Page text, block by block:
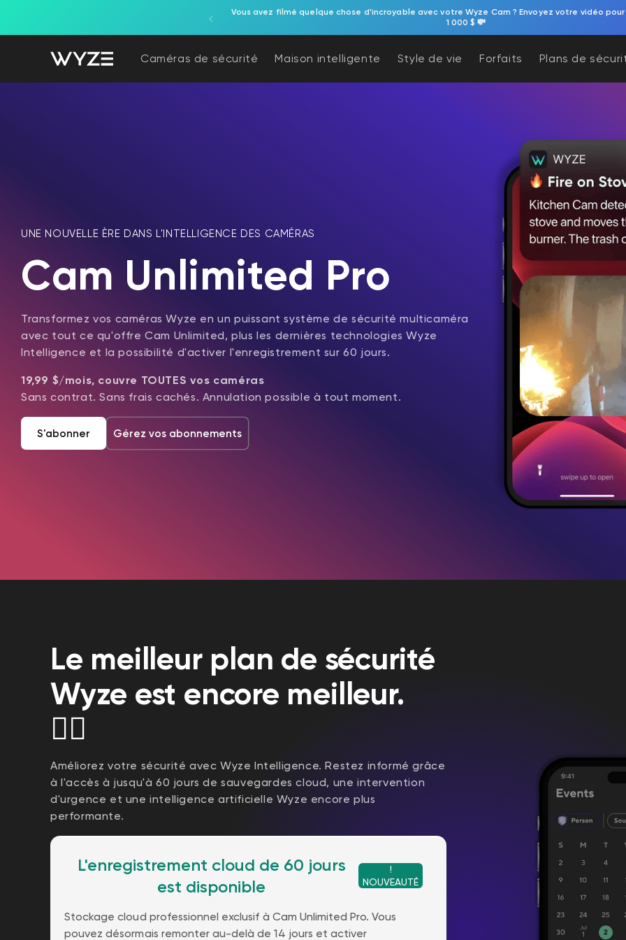
Vous avez filmé quelque chose d'incroyable avec votre Wyze Cam ? Envoyez votre vidéo
1 000 $ 💸
Caméras de sécurité Maison intelligente Style de vie Forfaits Plans de
UNE NOUVELLE ÈRE DANS L'INTELLIGENCE DES CAMÉRAS
Cam Unlimited Pro
Transformez vos caméras Wyze en un puissant système de sécurité multicaméra
avec tout ce qu'offre Cam Unlimited, plus les dernières technologies Wyze
Intelligence et la possibilité d'activer l'enregistrement sur 60 jours.
19,99 $/mois, couvre TOUTES vos caméras
Sans contrat. Sans frais cachés. Annulation possible à tout moment.
S'abonner Gérez vos abonnements
Le meilleur plan de sécurité
Wyze est encore meilleur.
🧙‍♂️
Améliorez votre sécurité avec Wyze Intelligence. Restez informé grâce
à l'accès à jusqu'à 60 jours de sauvegardes cloud, une intervention
d'urgence et une intelligence artificielle Wyze encore plus
performante.
L'enregistrement cloud de 60 jours
est disponible
!
NOUVEAUTÉ
Stockage cloud professionnel exclusif à Cam Unlimited Pro. Vous
pouvez désormais remonter au-delà de 14 jours et activer
More options
Accord
44,98 $USPrix
Add to cart
More options